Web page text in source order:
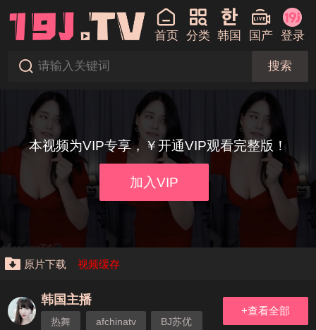
首页 分类 韩国 国产 登录
搜索
本视频为VIP专享，￥开通VIP观看完整版！
加入VIP
原片下载 视频缓存
韩国主播
热舞 afchinatv BJ苏优
+查看全部